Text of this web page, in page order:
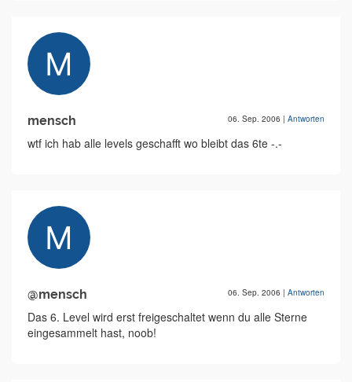
mensch 06. Sep. 2006 | Antworten
wtf ich hab alle levels geschafft wo bleibt das 6te -.-
@mensch 06. Sep. 2006 | Antworten
Das 6. Level wird erst freigeschaltet wenn du alle Sterne
eingesammelt hast, noob!